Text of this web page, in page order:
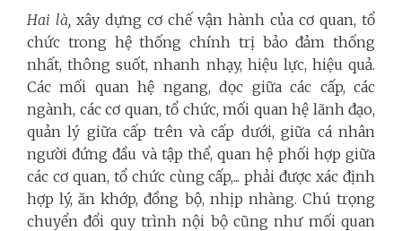
Hai là, xây dựng cơ chế vận hành của cơ quan, tổ
chức trong hệ thống chính trị bảo đảm thống
nhất, thông suốt, nhanh nhạy, hiệu lực, hiệu quả.
Các mối quan hệ ngang, dọc giữa các cấp, các
ngành, các cơ quan, tổ chức, mối quan hệ lãnh đạo,
quản lý giữa cấp trên và cấp dưới, giữa cá nhân
người đứng đầu và tập thể, quan hệ phối hợp giữa
các cơ quan, tổ chức cùng cấp,... phải được xác định
hợp lý, ăn khớp, đồng bộ, nhịp nhàng. Chú trọng
chuyển đổi quy trình nội bộ cũng như mối quan